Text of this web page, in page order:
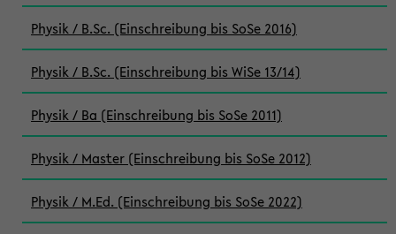
Physik / B.Sc. (Einschreibung bis SoSe 2016)
Physik / B.Sc. (Einschreibung bis WiSe 13/14)
Physik / Ba (Einschreibung bis SoSe 2011)
Physik / Master (Einschreibung bis SoSe 2012)
Physik / M.Ed. (Einschreibung bis SoSe 2022)